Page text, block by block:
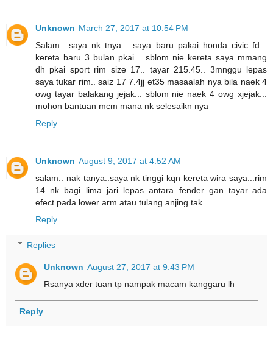
Unknown March 27, 2017 at 10:54 PM
Salam.. saya nk tnya... saya baru pakai honda civic fd...
kereta baru 3 bulan pkai... sblom nie kereta saya mmang
dh pkai sport rim size 17.. tayar 215.45.. 3mnggu lepas
saya tukar rim.. saiz 17 7.4jj et35 masaalah nya bila naek 4
owg tayar balakang jejak... sblom nie naek 4 owg xjejak...
mohon bantuan mcm mana nk selesaikn nya
Reply
Unknown August 9, 2017 at 4:52 AM
salam.. nak tanya..saya nk tinggi kqn kereta wira saya...rim
14..nk bagi lima jari lepas antara fender gan tayar..ada
efect pada lower arm atau tulang anjing tak
Reply
Replies
Unknown August 27, 2017 at 9:43 PM
Rsanya xder tuan tp nampak macam kanggaru lh
Reply